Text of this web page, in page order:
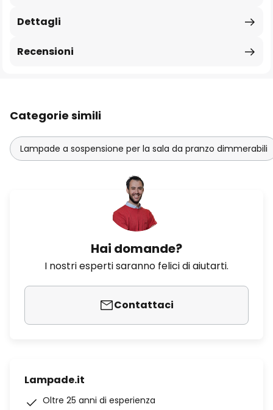
Dettagli
Recensioni
Categorie simili
Lampade a sospensione per la sala da pranzo dimmerabili
Hai domande?
I nostri esperti saranno felici di aiutarti.
Contattaci
Lampade.it
Oltre 25 anni di esperienza